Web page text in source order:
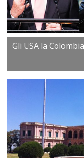
Gli USA la